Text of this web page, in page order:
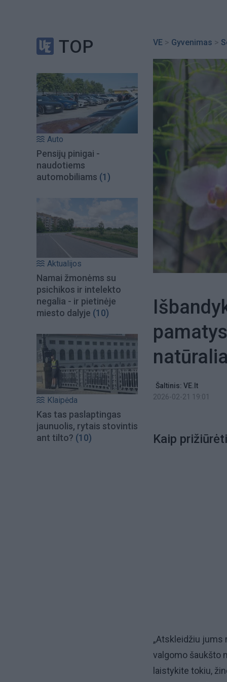
TOP
Auto
Pensijų pinigai -
naudotiems
automobiliams (1)
Aktualijos
Namai žmonėms su
psichikos ir intelekto
negalia - ir pietinėje
miesto dalyje (10)
Klaipėda
Kas tas paslaptingas
jaunuolis, rytais stovintis
ant tilto? (10)
VE > Gyvenimas >
Šaltinis: VE.lt
2026-02-21 19:01
Kaip
„Atskleidžiu jums
valgomo šaukšto
laistykite tokiu,